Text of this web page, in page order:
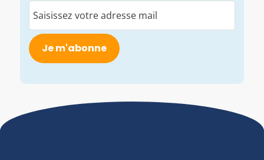
E-
mail
(Nécessaire)